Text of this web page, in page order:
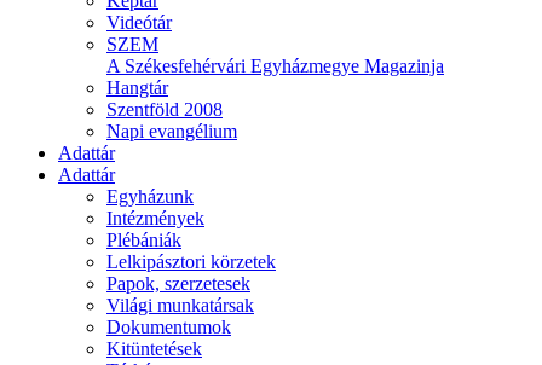
Videótár
SZEM
A Székesfehérvári Egyházmegye Magazinja
Hangtár
Szentföld 2008
Napi evangélium
Adattár
Adattár
Egyházunk
Intézmények
Plébániák
Lelkipásztori körzetek
Papok, szerzetesek
Világi munkatársak
Dokumentumok
Kitüntetések